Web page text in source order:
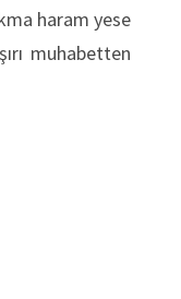
haram yese
muhabetten